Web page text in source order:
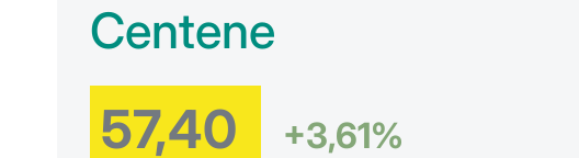
Centene
57,40 +3,61%